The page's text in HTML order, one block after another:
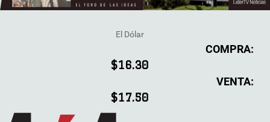
El Dólar
COMPRA:
$16.30
VENTA:
$17.50